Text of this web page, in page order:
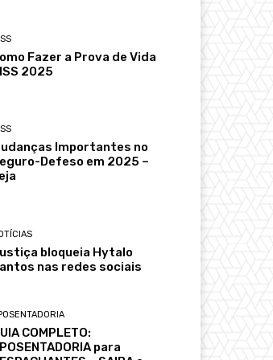
Fazer a Prova de Vida
2025
Importantes no
Defeso em 2025 –
bloqueia Hytalo
nas redes sociais
COMPLETO:
para